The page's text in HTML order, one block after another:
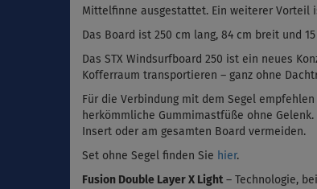
Mittelfinne ausgestattet. Ein weiterer Vorteil
Das Board ist 250 cm lang, 84 cm breit und
Das STX Windsurfboard 250 ist ein neues
Kofferraum transportieren – ganz ohne
Für die Verbindung mit dem Segel
herkömmliche Gummimastfüße ohne
Insert oder am gesamten Board vermeiden.
Set ohne Segel finden Sie hier.
Fusion Double Layer X Light – Technologie,